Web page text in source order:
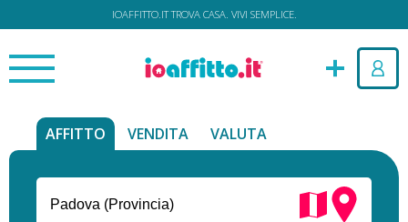
IOAFFITTO.IT TROVA CASA. VIVI SEMPLICE.
AFFITTO VENDITA VALUTA